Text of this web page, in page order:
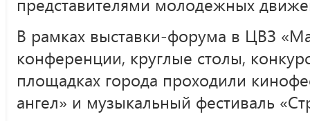
В рамках выставки-форума в ЦВЗ
конференции, круглые столы,
площадках города проходили
ангел» и музыкальный фестиваль